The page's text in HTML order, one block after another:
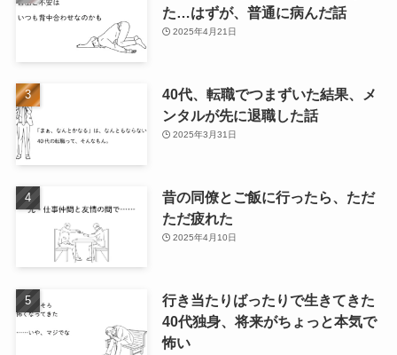
た…はずが、普通に病んだ話
2025年4月21日
40代、転職でつまずいた結果、メ
ンタルが先に退職した話
2025年3月31日
昔の同僚とご飯に行ったら、ただ
ただ疲れた
2025年4月10日
行き当たりばったりで生きてきた
40代独身、将来がちょっと本気で
怖い